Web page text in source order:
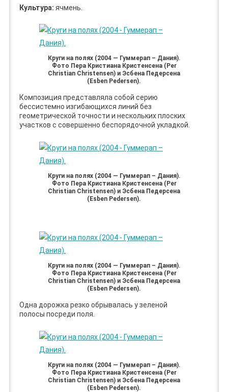
Культура: ячмень.
Круги на полях (2004 — Гуммерап – Дания).
Фото Пера Кристиана Кристенсена (Per
Christian Christensen) и Эсбена Педерсена
(Esben Pedersen).
Композиция представляла собой серию
бессистемно изгибающихся линий без
геометрической точности и нескольких плоских
участков с совершенно беспорядочной укладкой.
Круги на полях (2004 — Гуммерап – Дания).
Фото Пера Кристиана Кристенсена (Per
Christian Christensen) и Эсбена Педерсена
(Esben Pedersen).
Круги на полях (2004 — Гуммерап – Дания).
Фото Пера Кристиана Кристенсена (Per
Christian Christensen) и Эсбена Педерсена
(Esben Pedersen).
Одна дорожка резко обрывалась у зеленой
полосы посреди поля.
Круги на полях (2004 — Гуммерап – Дания).
Фото Пера Кристиана Кристенсена (Per
Christian Christensen) и Эсбена Педерсена
(Esben Pedersen).